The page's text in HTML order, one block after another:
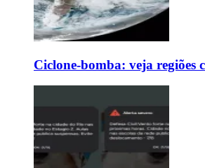
Ciclone-bomba: veja regiões